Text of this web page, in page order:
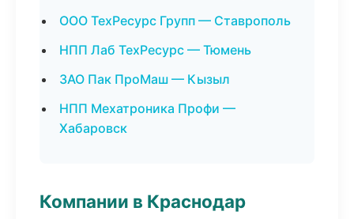
ООО ТехРесурс Групп — Ставрополь
НПП Лаб ТехРесурс — Тюмень
ЗАО Пак ПроМаш — Кызыл
НПП Мехатроника Профи —
Хабаровск
Компании в Краснодар